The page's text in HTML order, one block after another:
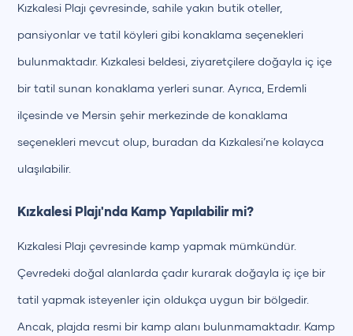
Kızkalesi Plajı çevresinde, sahile yakın butik oteller,
pansiyonlar ve tatil köyleri gibi konaklama seçenekleri
bulunmaktadır. Kızkalesi beldesi, ziyaretçilere doğayla iç içe
bir tatil sunan konaklama yerleri sunar. Ayrıca, Erdemli
ilçesinde ve Mersin şehir merkezinde de konaklama
seçenekleri mevcut olup, buradan da Kızkalesi’ne kolayca
ulaşılabilir.
Kızkalesi Plajı'nda Kamp Yapılabilir mi?
Kızkalesi Plajı çevresinde kamp yapmak mümkündür.
Çevredeki doğal alanlarda çadır kurarak doğayla iç içe bir
tatil yapmak isteyenler için oldukça uygun bir bölgedir.
Ancak, plajda resmi bir kamp alanı bulunmamaktadır. Kamp